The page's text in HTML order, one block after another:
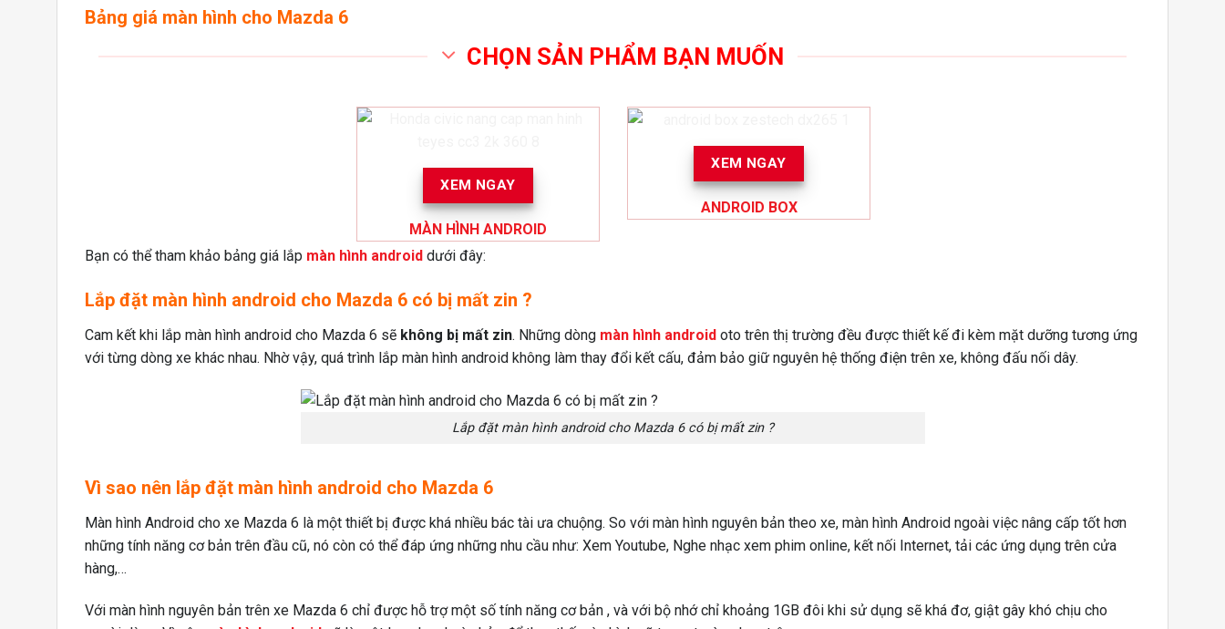
Bảng giá màn hình cho Mazda 6
CHỌN SẢN PHẨM BẠN MUỐN
XEM NGAY
MÀN HÌNH ANDROID
XEM NGAY
ANDROID BOX
Bạn có thể tham khảo bảng giá lắp màn hình android dưới đây:
Lắp đặt màn hình android cho Mazda 6 có bị mất zin ?
Cam kết khi lắp màn hình android cho Mazda 6 sẽ không bị mất zin. Những dòng màn hình android oto trên thị trường đều được thiết kế đi kèm mặt dưỡng tương ứng
với từng dòng xe khác nhau. Nhờ vậy, quá trình lắp màn hình android không làm thay đổi kết cấu, đảm bảo giữ nguyên hệ thống điện trên xe, không đấu nối dây.
Lắp đặt màn hình android cho Mazda 6 có bị mất zin ?
Vì sao nên lắp đặt màn hình android cho Mazda 6
Màn hình Android cho xe Mazda 6 là một thiết bị được khá nhiều bác tài ưa chuộng. So với màn hình nguyên bản theo xe, màn hình Android ngoài việc nâng cấp tốt hơn
những tính năng cơ bản trên đầu cũ, nó còn có thể đáp ứng những nhu cầu như: Xem Youtube, Nghe nhạc xem phim online, kết nối Internet, tải các ứng dụng trên cửa
hàng,…
Với màn hình nguyên bản trên xe Mazda 6 chỉ được hỗ trợ một số tính năng cơ bản , và với bộ nhớ chỉ khoảng 1GB đôi khi sử dụng sẽ khá đơ, giật gây khó chịu cho